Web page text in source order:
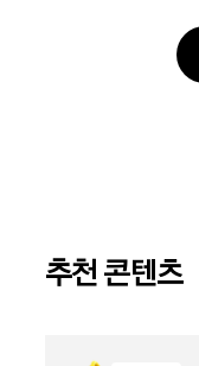
추천 콘텐츠